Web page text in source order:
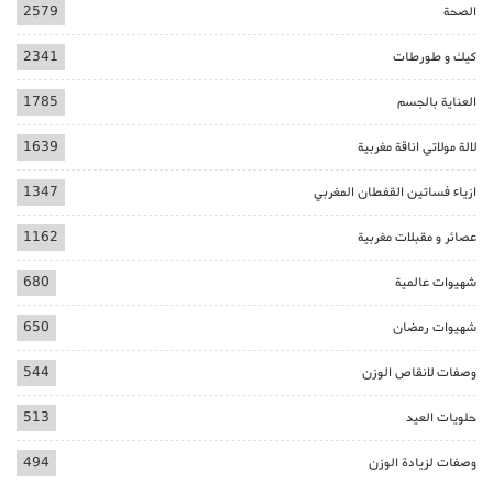
الصحة 2579
كيك و طورطات 2341
العناية بالجسم 1785
لالة مولاتي اناقة مغربية 1639
ازياء فساتين القفطان المغربي 1347
عصائر و مقبلات مغربية 1162
شهيوات عالمية 680
شهيوات رمضان 650
وصفات لانقاص الوزن 544
حلويات العيد 513
وصفات لزيادة الوزن 494